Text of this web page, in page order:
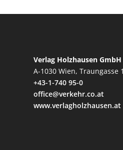
Verlag Holzhausen GmbH
A-1030 Wien, Traungasse
+43-1-740 95-0
office@verkehr.co.at
www.verlagholzhausen.at